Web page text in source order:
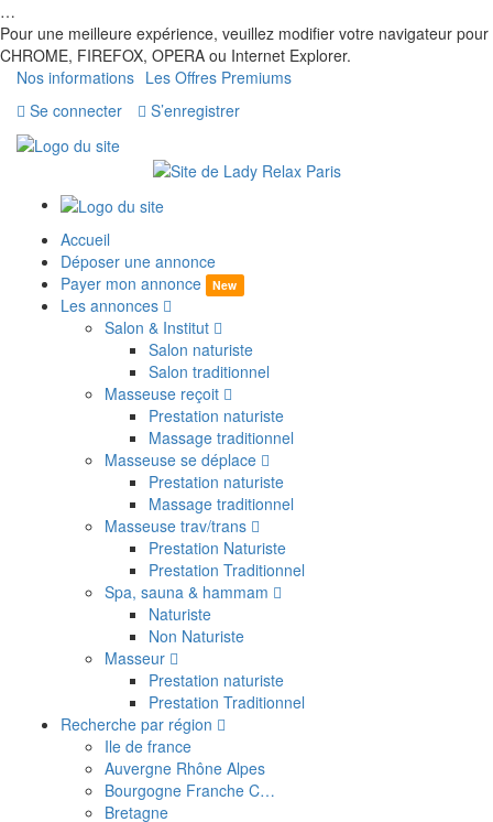
…
Pour une meilleure expérience, veuillez modifier votre navigateur pour
CHROME, FIREFOX, OPERA ou Internet Explorer.
Nos informations Les Offres Premiums
Se connecter
S’enregistrer
Accueil
Déposer une annonce
Payer mon annonce
New
Les annonces
Salon & Institut
Salon naturiste
Salon traditionnel
Masseuse reçoit
Prestation naturiste
Massage traditionnel
Masseuse se déplace
Prestation naturiste
Massage traditionnel
Masseuse trav/trans
Prestation Naturiste
Prestation Traditionnel
Spa, sauna & hammam
Naturiste
Non Naturiste
Masseur
Prestation naturiste
Prestation Traditionnel
Recherche par région
Ile de france
Auvergne Rhône Alpes
Bourgogne Franche C…
Bretagne